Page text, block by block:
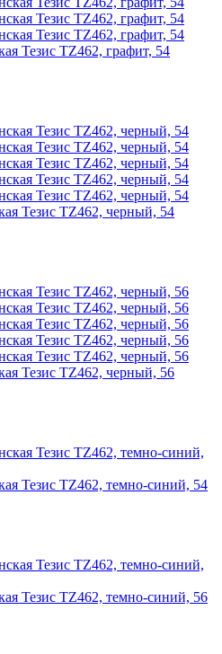
Тезис TZ462, графит, 54
Тезис TZ462, черный, 54
Тезис TZ462, черный, 56
Тезис TZ462, темно-синий, 54
Тезис TZ462, темно-синий, 56